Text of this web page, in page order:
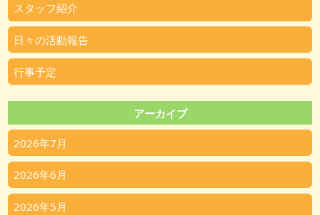
スタッフ紹介
日々の活動報告
行事予定
アーカイブ
2026年7月
2026年6月
2026年5月